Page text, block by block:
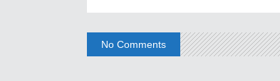
No Comments